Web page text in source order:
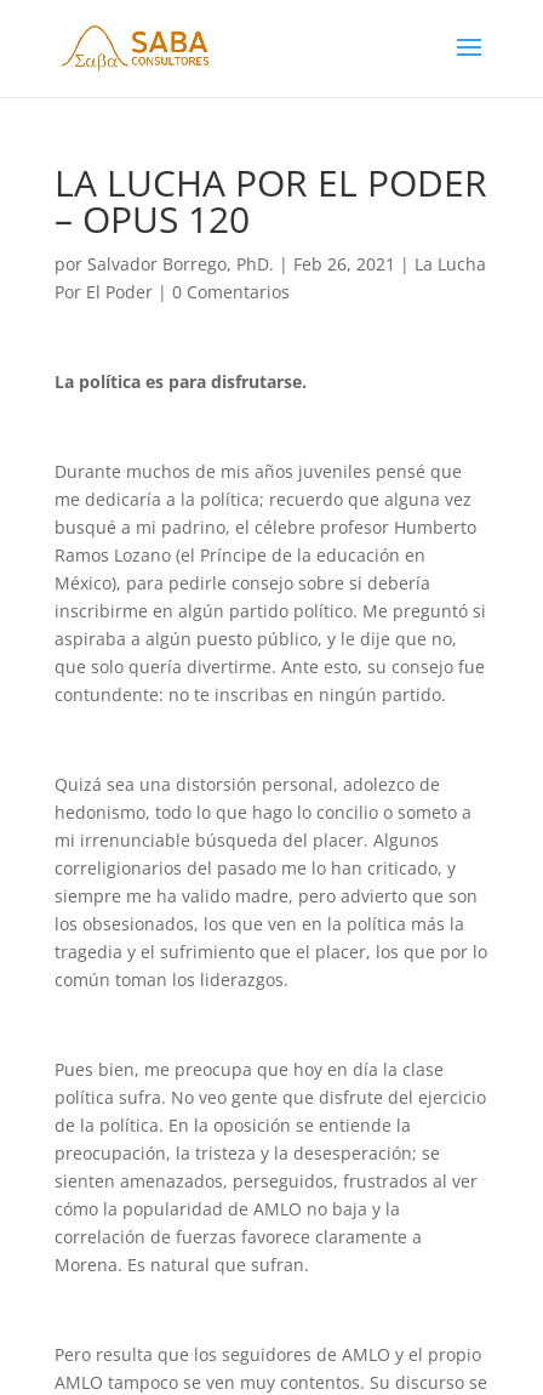
LA LUCHA POR EL PODER
– OPUS 120
por Salvador Borrego, PhD. | Feb 26, 2021 | La Lucha
Por El Poder| 0 Comentarios
La política es para disfrutarse.
Durante muchos de mis años juveniles pensé que
me dedicaría a la política; recuerdo que alguna vez
busqué a mi padrino, el célebre profesor Humberto
Ramos Lozano (el Príncipe de la educación en
México), para pedirle consejo sobre si debería
inscribirme en algún partido político. Me preguntó si
aspiraba a algún puesto público, y le dije que no,
que solo quería divertirme. Ante esto, su consejo fue
contundente: no te inscribas en ningún partido.
Quizá sea una distorsión personal, adolezco de
hedonismo, todo lo que hago lo concilio o someto a
mi irrenunciable búsqueda del placer. Algunos
correligionarios del pasado me lo han criticado, y
siempre me ha valido madre, pero advierto que son
los obsesionados, los que ven en la política más la
tragedia y el sufrimiento que el placer, los que por lo
común toman los liderazgos.
Pues bien, me preocupa que hoy en día la clase
política sufra. No veo gente que disfrute del ejercicio
de la política. En la oposición se entiende la
preocupación, la tristeza y la desesperación; se
sienten amenazados, perseguidos, frustrados al ver
cómo la popularidad de AMLO no baja y la
correlación de fuerzas favorece claramente a
Morena. Es natural que sufran.
Pero resulta que los seguidores de AMLO y el propio
AMLO tampoco se ven muy contentos. Su discurso se